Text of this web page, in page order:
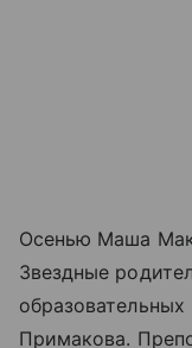
Осенью Маша
Звездные
Примакова.